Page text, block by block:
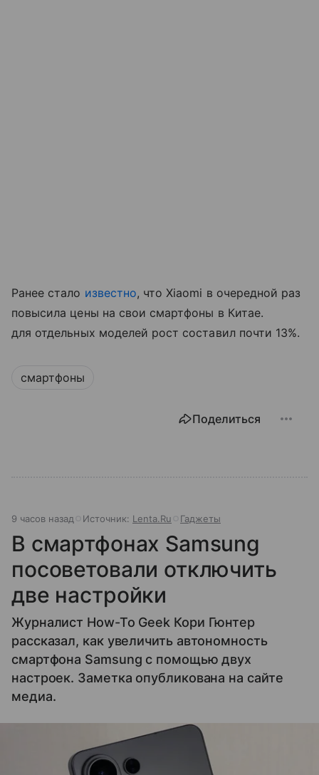
Ранее стало известно, что Xiaomi в очередной раз
повысила цены на свои смартфоны в Китае.
для отдельных моделей рост составил почти 13%.
смартфоны
Поделиться
9 часов назад Источник: Lenta.Ru Гаджеты
В смартфонах Samsung
посоветовали отключить
две настройки
Журналист How-To Geek Кори Гюнтер
рассказал, как увеличить автономность
смартфона Samsung с помощью двух
настроек. Заметка опубликована на сайте
медиа.